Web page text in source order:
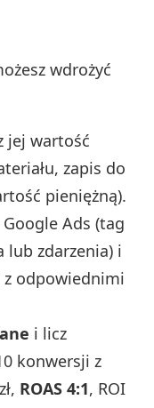
wdrożyć
jej wartość
zapis do
pieniężną).
Ads (tag
lub zdarzenia) i
z odpowiednimi
i licz
konwersji z
ROAS 4:1, ROI